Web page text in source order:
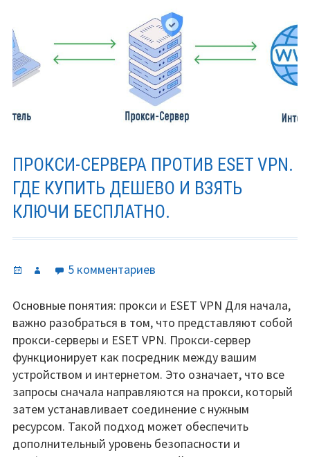
дипфейк-
атак
ПРОКСИ-СЕРВЕРА ПРОТИВ ESET VPN.
ГДЕ КУПИТЬ ДЕШЕВО И ВЗЯТЬ
КЛЮЧИ БЕСПЛАТНО.
Опубликовано
Автор 5 комментариевк
Прокси-
сервера
против
ESET
VPN.
Где
купить
дешево
и
Основные понятия: прокси и ESET VPN Для начала,
важно разобраться в том, что представляют собой
прокси-серверы и ESET VPN. Прокси-сервер
функционирует как посредник между вашим
устройством и интернетом. Это означает, что все
запросы сначала направляются на прокси, который
затем устанавливает соединение с нужным
ресурсом. Такой подход может обеспечить
дополнительный уровень безопасности и